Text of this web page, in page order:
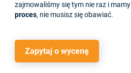
zajmowaliśmy się tym nie raz i mamy
proces, nie musisz się obawiać.
Zapytaj o wycenę